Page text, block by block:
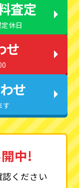
査定
休日
せ
せ
す
中!
ください